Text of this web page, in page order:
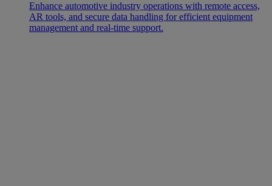
Enhance automotive industry operations with remote access,
AR tools, and secure data handling for efficient equipment
management and real-time support.